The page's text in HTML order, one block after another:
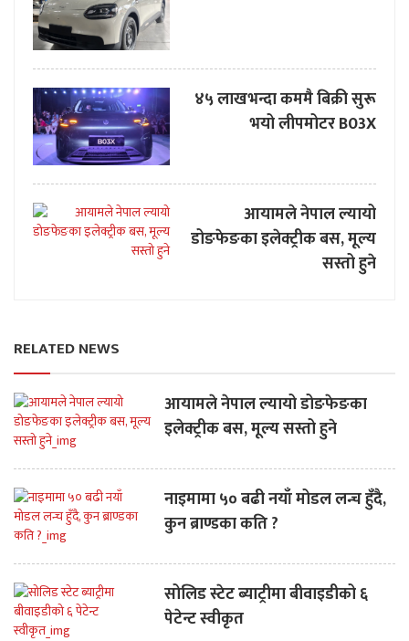
४५ लाखभन्दा कममै बिक्री सुरू
भयो लीपमोटर B03X
आयामले नेपाल ल्यायो
डोङफेङका इलेक्ट्रीक बस, मूल्य
सस्तो हुने
RELATED NEWS
आयामले नेपाल ल्यायो डोङफेङका
इलेक्ट्रीक बस, मूल्य सस्तो हुने
नाइमामा ५० बढी नयाँ मोडल लन्च हुँदै,
कुन ब्राण्डका कति ?
सोलिड स्टेट ब्याट्रीमा बीवाइडीको ६
पेटेन्ट स्वीकृत